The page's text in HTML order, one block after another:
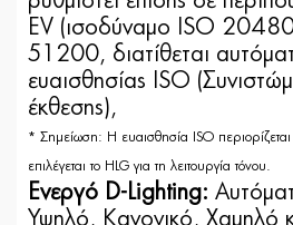
EV (ισοδύναμο ISO
51200, διατίθεται
ευαισθησίας ISO
έκθεσης),
* Σημείωση: Η ευαισθησία ISO
επιλέγεται το HLG για τη λειτουργία τόνου.
Ενεργό D-Lighting:
Υψηλό, Κανονικό, Χαμηλό